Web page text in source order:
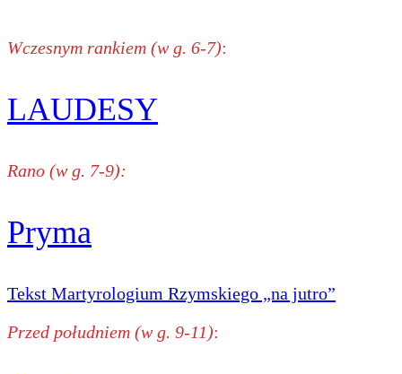
Wczesnym rankiem (w g. 6-7):
LAUDESY
Rano (w g. 7-9):
Pryma
Tekst Martyrologium Rzymskiego „na jutro”
Przed południem (w g. 9-11):